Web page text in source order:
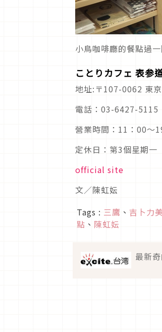
小鳥咖啡廳的餐點過
ことりカフェ 表参
地址:〒107-0062 東
電話：03-6427-5115
營業時間：11：00～
定休日：第3個星期一
official site
文／陳虹妘
Tags : 三鷹 、 吉卜力
點 、 陳虹妘
最新